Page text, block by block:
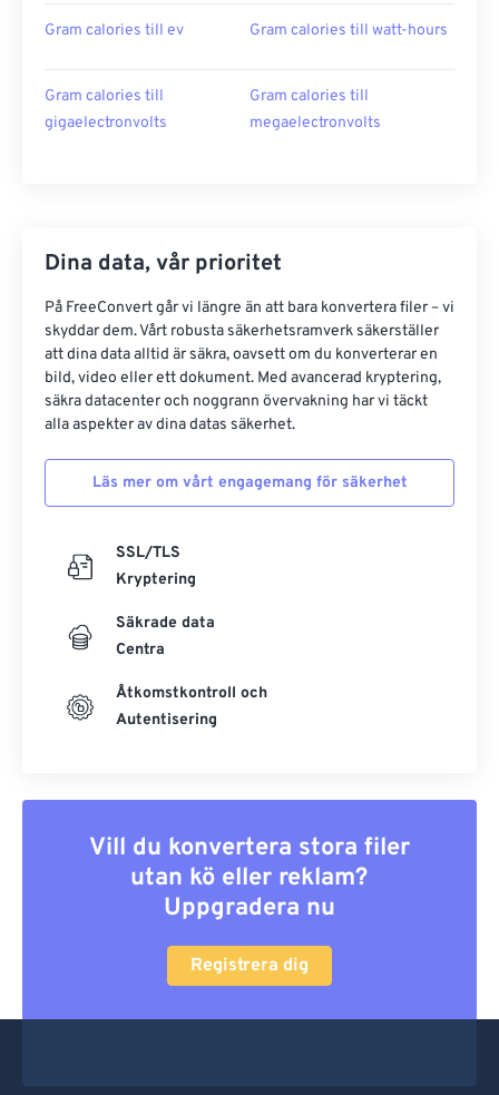
Gram calories till ev Gram calories till watt-hours
Gram calories till
gigaelectronvolts
Gram calories till
megaelectronvolts
Dina data, vår prioritet
På FreeConvert går vi längre än att bara konvertera filer – vi
skyddar dem. Vårt robusta säkerhetsramverk säkerställer
att dina data alltid är säkra, oavsett om du konverterar en
bild, video eller ett dokument. Med avancerad kryptering,
säkra datacenter och noggrann övervakning har vi täckt
alla aspekter av dina datas säkerhet.
Läs mer om vårt engagemang för säkerhet
SSL/TLS
Kryptering
Säkrade data
Centra
Åtkomstkontroll och
Autentisering
Vill du konvertera stora filer
utan kö eller reklam?
Uppgradera nu
Registrera dig